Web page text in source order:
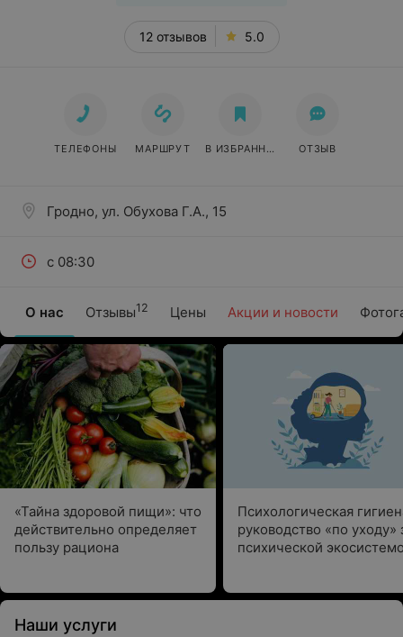
12 отзывов 5.0
О нас Отзывы12 Цены Акции и новости
Гродно, ул. Обухова Г.А., 15
с 08:30
ТЕЛЕФОНЫ МАРШРУТ В ИЗБРАННОЕ ОТЗЫВ
«Тайна здоровой пищи»: что
действительно определяет
пользу рациона
Психологическая
руководство «по уходу»
психической
Наши услуги